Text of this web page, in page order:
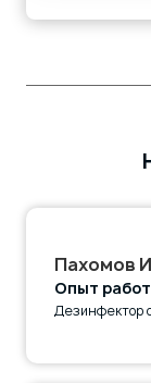
Пахомов
Опыт
Дезинфектор